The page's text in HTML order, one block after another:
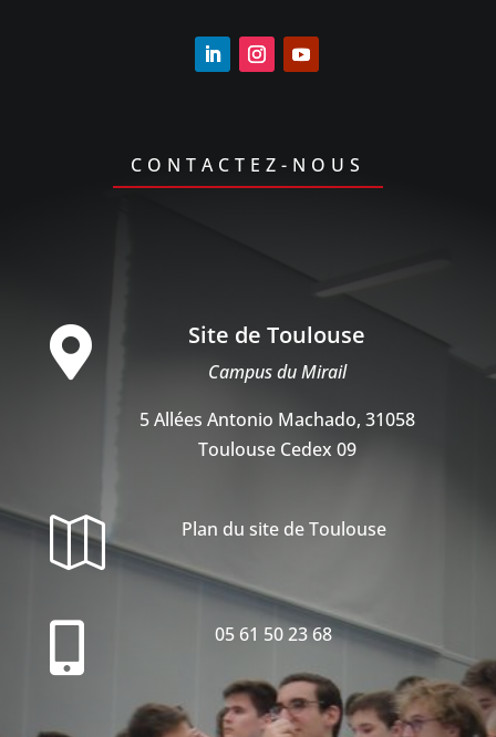
CONTACTEZ-NOUS
 Site de Toulouse
Campus du Mirail
5 Allées Antonio Machado, 31058
Toulouse Cedex 09
 Plan du site de Toulouse
 05 61 50 23 68